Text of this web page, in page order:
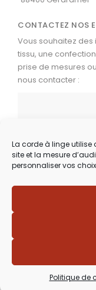
La corde à linge utilise
site et la mesure
personnaliser vos
Politique de
CONTACTEZ NOS
Vous souhaitez
tissu, une
prise de mesures
nous contacter :